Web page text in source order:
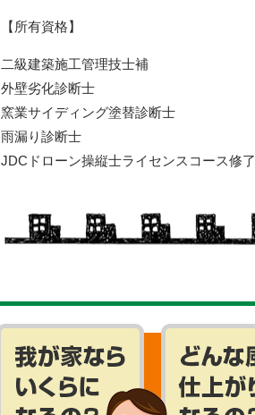
【所有資格】
二級建築施工管理技士補
外壁劣化診断士
窯業サイディング塗替診断士
雨漏り診断士
JDCドローン操縦士ライセンスコース修了